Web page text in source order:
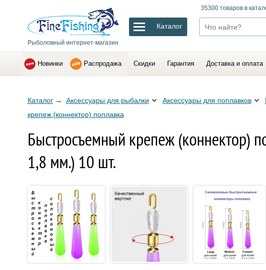
Рыболовный интернет-магазин
Каталог
35300 товаров в
Новинки Распродажа Скидки Гарантия Доставка и оплата
Каталог→ Аксессуары для рыбалки Аксессуары для поплавков
крепеж (коннектор) поплавка
Быстросъемный крепеж (коннектор)
1,8 мм.) 10 шт.